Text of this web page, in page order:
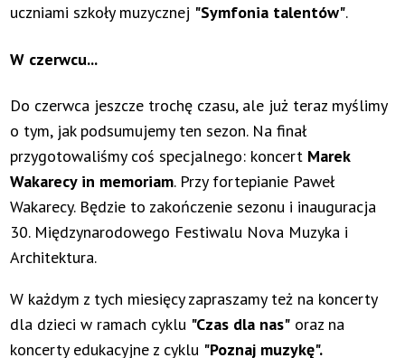
uczniami szkoły muzycznej "Symfonia talentów".
W czerwcu...
Do czerwca jeszcze trochę czasu, ale już teraz myślimy
o tym, jak podsumujemy ten sezon. Na finał
przygotowaliśmy coś specjalnego: koncert Marek
Wakarecy in memoriam. Przy fortepianie Paweł
Wakarecy. Będzie to zakończenie sezonu i inauguracja
30. Międzynarodowego Festiwalu Nova Muzyka i
Architektura.
W każdym z tych miesięcy zapraszamy też na koncerty
dla dzieci w ramach cyklu "Czas dla nas" oraz na
koncerty edukacyjne z cyklu "Poznaj muzykę".